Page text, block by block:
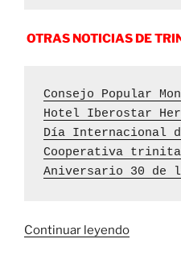
OTRAS NOTICIAS DE
Consejo Popular
Hotel Iberostar
Día Internacional
Cooperativa
Aniversario 30 de
Continuar leyendo